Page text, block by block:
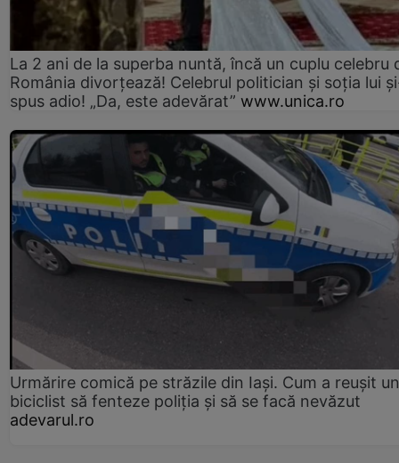
La 2 ani de la superba nuntă, încă un cuplu celebru
România divorțează! Celebrul politician și soția lui
spus adio! „Da, este adevărat” www.unica.ro
Urmărire comică pe străzile din Iași. Cum a reușit un
biciclist să fenteze poliția și să se facă nevăzut
adevarul.ro